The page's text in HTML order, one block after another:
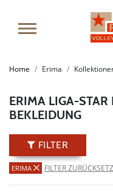
Home Erima
ERIMA LIGA-STAR
BEKLEIDUNG
FILTER
ERIMA FILTER